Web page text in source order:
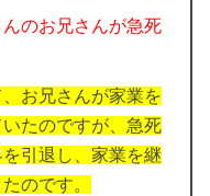
のお兄さんが急死
お兄さんが家業を
たのですが、急死
引退し、家業を継
のです。